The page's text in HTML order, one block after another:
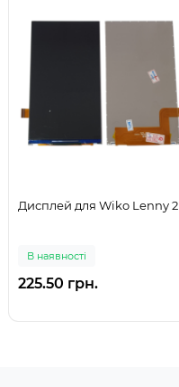
Дисплей для Wiko Lenny 2
В наявності
225.50 грн.